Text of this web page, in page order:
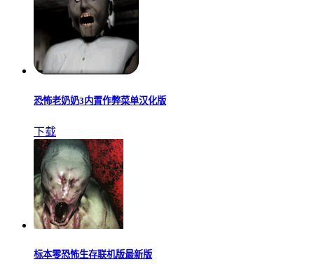
恐怖老奶奶3内置作弊菜单汉化版
下载
标本零恐怖生存联机版最新版